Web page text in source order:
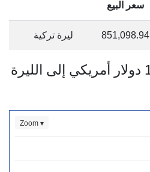
سعر البيع
851,098.94 ليرة تركية
شارت تحويل 17700 دولار أمريكي إلى الليرة
Zoom ▾